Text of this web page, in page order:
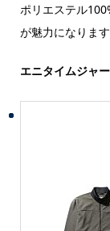
ポリエステル
が魅力になります
エニタイムジャ